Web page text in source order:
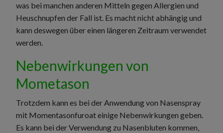
was bei manchen anderen Mitteln gegen Allergien und
Heuschnupfen der Fall ist. Es macht nicht abhängig und
kann deswegen über einen längeren Zeitraum verwendet
werden.
Nebenwirkungen von
Mometason
Trotzdem kann es bei der Anwendung von Nasenspray
mit Momentasonfuroat einige Nebenwirkungen geben.
Es kann bei der Verwendung zu Nasenbluten kommen,